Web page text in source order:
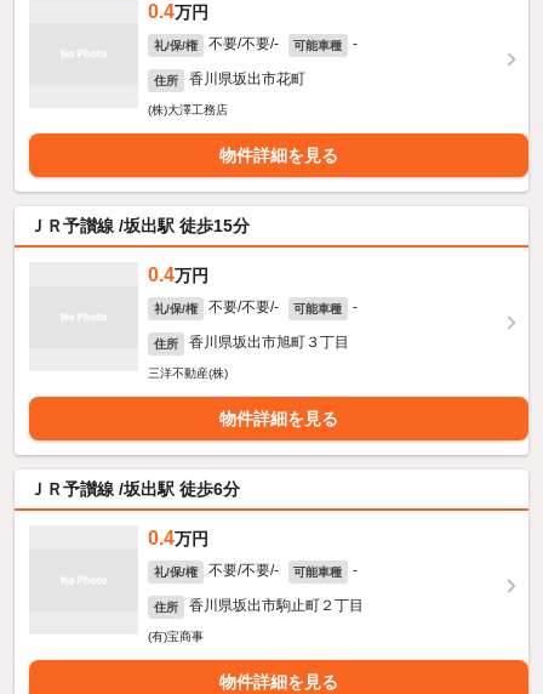
0.4万円
礼/保/権 不要/不要/- 可能車種 -
住所 香川県坂出市花町
(株)大澤工務店
物件詳細を見る
ＪＲ予讃線 /坂出駅 徒歩15分
0.4万円
礼/保/権 不要/不要/- 可能車種 -
住所 香川県坂出市旭町３丁目
三洋不動産(株)
物件詳細を見る
ＪＲ予讃線 /坂出駅 徒歩6分
0.4万円
礼/保/権 不要/不要/- 可能車種 -
住所 香川県坂出市駒止町２丁目
(有)宝商事
物件詳細を見る